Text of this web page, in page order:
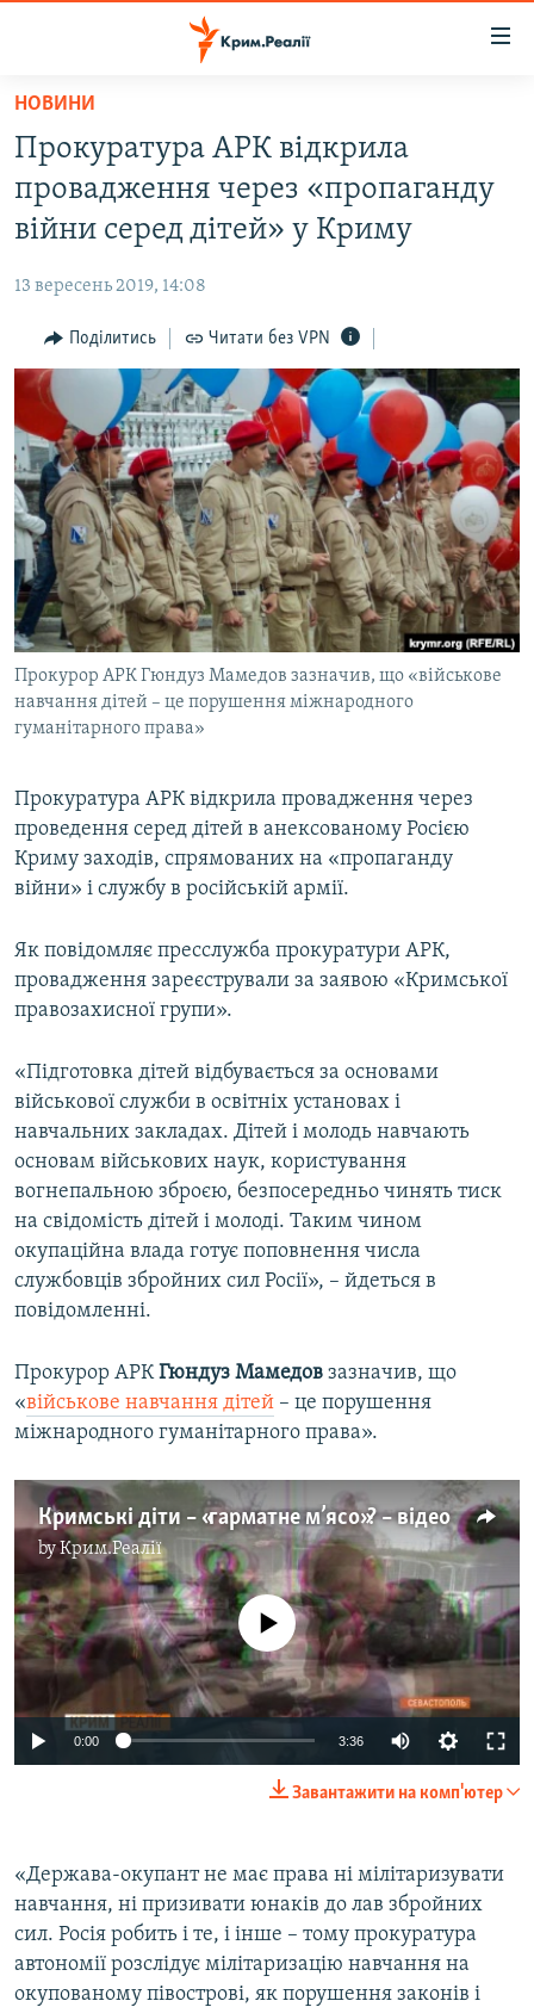
Перейти
основного
матеріалу
Перейти
до
основної
навігації
Перейти
до
пошуку
ВОДА.КРИМ
ВІДЕО ТА ФОТО
БЛОГИ
ПОГЛЯД
ІНТЕРВ'Ю
ВСЕ ЗА ДЕНЬ
СПЕЦПРОЕКТИ
ДЕПОРТАЦІЯ
ВІДЕОУРОКИ «ELIFBE»
СВІДЧЕННЯ ОКУПАЦІЇ
УКРАЇНСЬКА ПРОБЛЕМА КРИМУ
ІНФОГРАФІКА
ЯК ОБІЙТИ БЛОКУВАННЯ
Русский
Qırımtatar
ДОЛУЧАЙСЯ!
Усі сайти RFE/RL
НОВИНИ
Прокуратура АРК відкрила
провадження через «пропаганду
війни серед дітей» у Криму
13 вересень 2019, 14:08
Поділитись Читати без VPN
Прокурор АРК Гюндуз Мамедов зазначив, що «військове
навчання дітей – це порушення міжнародного
гуманітарного права»
Прокуратура АРК відкрила провадження через
проведення серед дітей в анексованому Росією
Криму заходів, спрямованих на «пропаганду
війни» і службу в російській армії.
Як повідомляє пресслужба прокуратури АРК,
провадження зареєстрували за заявою «Кримської
правозахисної групи».
«Підготовка дітей відбувається за основами
військової служби в освітніх установах і
навчальних закладах. Дітей і молодь навчають
основам військових наук, користування
вогнепальною зброєю, безпосередньо чинять тиск
на свідомість дітей і молоді. Таким чином
окупаційна влада готує поповнення числа
службовців збройних сил Росії», – йдеться в
повідомленні.
Прокурор АРКГюндуз Мамедов зазначив, що
«військове навчання дітей – це порушення
міжнародного гуманітарного права».
Кримські діти – «гарматне м’ясо»? – відео
byКрим.Реалії
No media source currently available
0:00 3:36
Завантажити на комп'ютер
«Держава-окупант не має права ні мілітаризувати
навчання, ні призивати юнаків до лав збройних
сил. Росія робить і те, і інше – тому прокуратура
автономії розслідує мілітаризацію навчання на
окупованому півострові, як порушення законів і